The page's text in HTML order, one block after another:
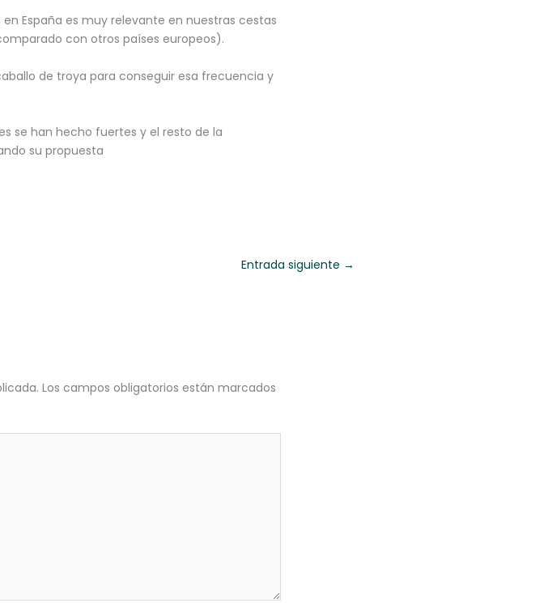
España es muy relevante en nuestras cestas
con otros países europeos).
de troya para conseguir esa frecuencia y
se han hecho fuertes y el resto de la
su propuesta
Entrada siguiente →
Los campos obligatorios están marcados